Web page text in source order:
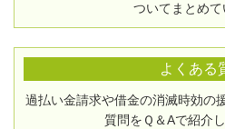
ついてまとめて
よくある
過払い金請求や借金の消滅時効の
質問をＱ＆Aで紹介